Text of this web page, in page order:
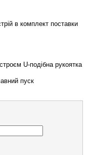
в комплект поставки
U-подібна рукоятка
пуск